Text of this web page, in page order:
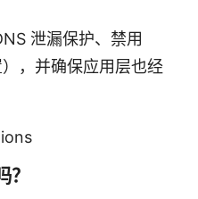
泄漏保护、禁用
，并确保应用层也经